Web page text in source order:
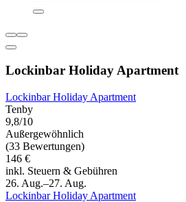
Lockinbar Holiday Apartment
Lockinbar Holiday Apartment
Tenby
9,8/10
Außergewöhnlich
(33 Bewertungen)
146 €
inkl. Steuern & Gebühren
26. Aug.–27. Aug.
Lockinbar Holiday Apartment